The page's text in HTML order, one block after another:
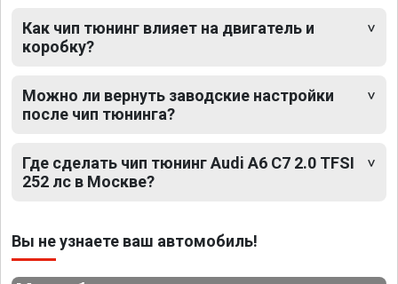
Как чип тюнинг влияет на двигатель и
коробку?
Можно ли вернуть заводские настройки
после чип тюнинга?
Где сделать чип тюнинг Audi A6 C7 2.0 TFSI
252 лс в Москве?
Вы не узнаете ваш автомобиль!